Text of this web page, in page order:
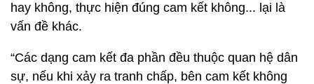
hay không, thực hiện đúng cam kết không... lại là
vấn đề khác.
“Các dạng cam kết đa phần đều thuộc quan hệ dân
sự, nếu khi xảy ra tranh chấp, bên cam kết không